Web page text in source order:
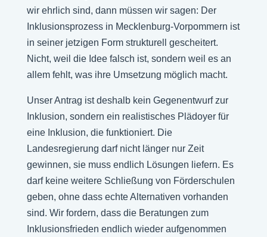
wir ehrlich sind, dann müssen wir sagen: Der
Inklusionsprozess in Mecklenburg-Vorpommern ist
in seiner jetzigen Form strukturell gescheitert.
Nicht, weil die Idee falsch ist, sondern weil es an
allem fehlt, was ihre Umsetzung möglich macht.
Unser Antrag ist deshalb kein Gegenentwurf zur
Inklusion, sondern ein realistisches Plädoyer für
eine Inklusion, die funktioniert. Die
Landesregierung darf nicht länger nur Zeit
gewinnen, sie muss endlich Lösungen liefern. Es
darf keine weitere Schließung von Förderschulen
geben, ohne dass echte Alternativen vorhanden
sind. Wir fordern, dass die Beratungen zum
Inklusionsfrieden endlich wieder aufgenommen